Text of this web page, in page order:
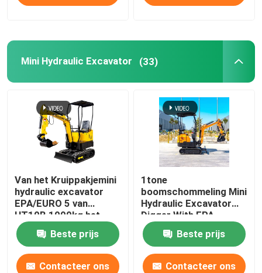
Mini Hydraulic Excavator (33)
Van het Kruippakjemini
hydraulic excavator
EPA/EURO 5 van
HT10B 1000kg het
Huisgebruik
Beste prijs
Contacteer ons
1tone
boomschommeling Mini
Hydraulic Excavator
Digger With EPA
HT10G
Beste prijs
Contacteer ons